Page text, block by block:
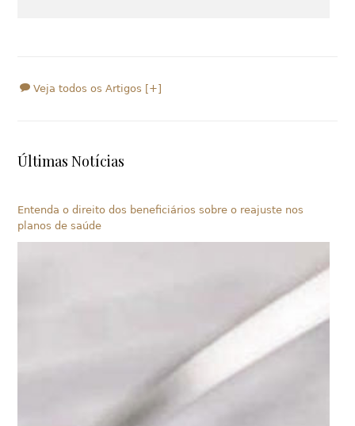
Veja todos os Artigos [+]
Últimas Notícias
Entenda o direito dos beneficiários sobre o reajuste nos
planos de saúde